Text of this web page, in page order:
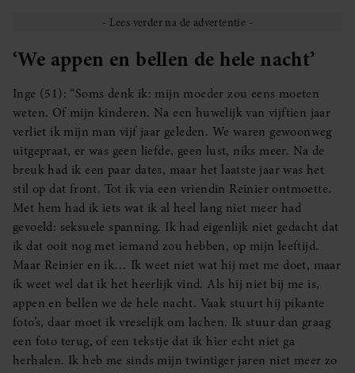
‘We appen en bellen de hele nacht’
Inge (51): “Soms denk ik: mijn moeder zou eens moeten
weten. Of mijn kinderen. Na een huwelijk van vijftien jaar
verliet ik mijn man vijf jaar geleden. We waren gewoonweg
uitgepraat, er was geen liefde, geen lust, niks meer. Na de
breuk had ik een paar dates, maar het laatste jaar was het
stil op dat front. Tot ik via een vriendin Reinier ontmoette.
Met hem had ik iets wat ik al heel lang niet meer had
gevoeld: seksuele spanning. Ik had eigenlijk niet gedacht dat
ik dat ooit nog met iemand zou hebben, op mijn leeftijd.
Maar Reinier en ik… Ik weet niet wat hij met me doet, maar
ik weet wel dat ik het heerlijk vind. Als hij niet bij me is,
appen en bellen we de hele nacht. Vaak stuurt hij pikante
foto’s, daar moet ik vreselijk om lachen. Ik stuur dan graag
een foto terug, of een tekstje dat ik hier echt niet ga
herhalen. Ik heb me sinds mijn twintiger jaren niet meer zo